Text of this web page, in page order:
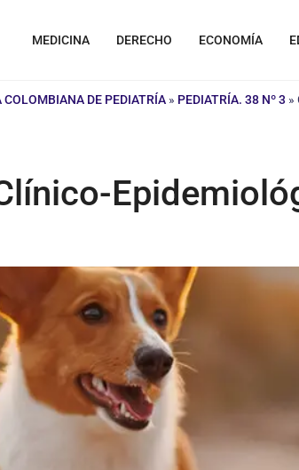
MEDICINA DERECHO ECONOMÍA
COLOMBIANA DE PEDIATRÍA » PEDIATRÍA. 38 Nº 3 »